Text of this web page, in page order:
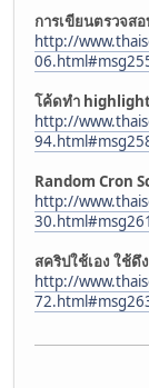
การเขียนตรวจส
http://
โค้ดทำ
http://
Random Cron
http://
สคริปใช้เอง ใช้
http://